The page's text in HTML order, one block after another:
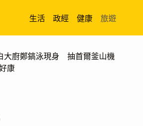
生活 政經 健康 旅遊
大廚鄭鎬泳現身 抽首爾釜山機
康